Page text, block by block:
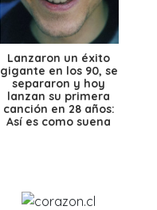
Lanzaron un éxito
gigante en los 90, se
separaron y hoy
lanzan su primera
canción en 28 años:
Así es como suena